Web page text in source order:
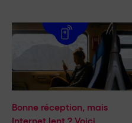
Bonne réception, mais
Internet lent ? Voici